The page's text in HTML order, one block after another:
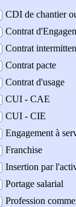
CDI de chantier
Contrat
Contrat
Contrat pacte
Contrat d'usage
CUI - CAE
CUI - CIE
Engagement à
Franchise
Insertion par
Portage salarial
Profession